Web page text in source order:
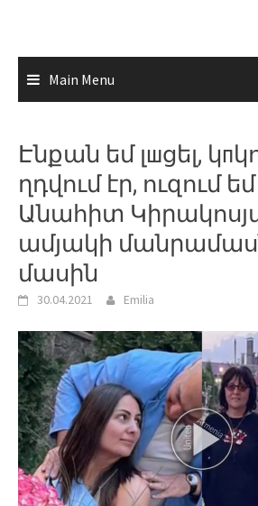
Main Menu
Էնքան եմ լшցել,
ղդվում էր, ուզում
Անահիտ
ամյակի
մասին
30.04.2021 Emilia